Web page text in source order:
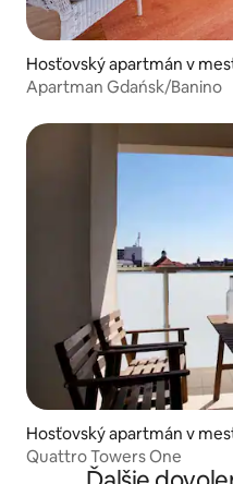
Hosťovský apartmán v
Apartman Gdańsk/Banino
Hosťovský apartmán v
Quattro Towers One